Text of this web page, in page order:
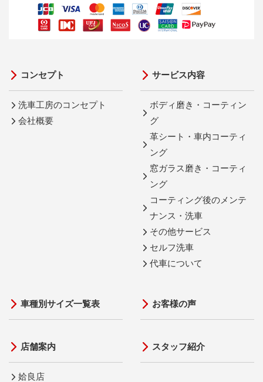
コンセプト
洗車工房のコンセプト
会社概要
サービス内容
ボディ磨き・コーティン
グ
革シート・車内コーティ
ング
窓ガラス磨き・コーティ
ング
コーティング後のメンテ
ナンス・洗車
その他サービス
セルフ洗車
代車について
車種別サイズ一覧表
店舗案内
姶良店
お客様の声
スタッフ紹介